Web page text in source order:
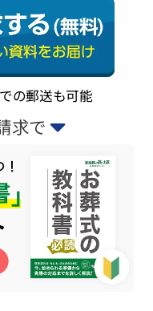
の郵送も可能
求で